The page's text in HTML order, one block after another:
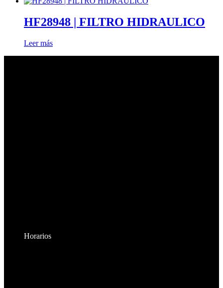
HF28948 | FILTRO HIDRAULICO
Leer más
Horarios